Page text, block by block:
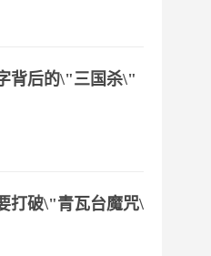
背后的\"三国杀\"
打破\"青瓦台魔咒\"